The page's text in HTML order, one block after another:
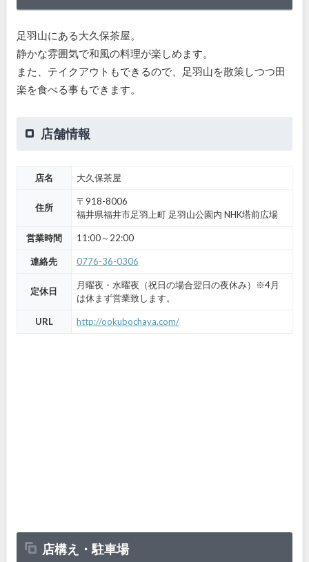
足羽山にある大久保茶屋。
静かな雰囲気で和風の料理が楽しめます。
また、テイクアウトもできるので、足羽山を散策しつつ田
楽を食べる事もできます。
店舗情報
店名 大久保茶屋
住所
〒918-8006
福井県福井市足羽上町 足羽山公園内 NHK塔前広場
営業時間 11:00～22:00
連絡先 0776-36-0306
定休日
月曜夜・水曜夜（祝日の場合翌日の夜休み）※4月
は休まず営業致します。
URL http://ookubochaya.com/
店構え・駐車場